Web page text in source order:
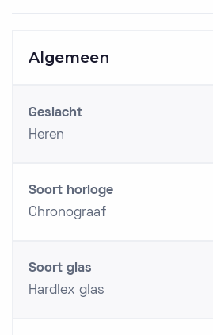
Algemeen
Geslacht
Heren
Soort horloge
Chronograaf
Soort glas
Hardlex glas